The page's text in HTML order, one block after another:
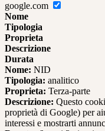
google.com
Nome
Tipologia
Proprieta
Descrizione
Durata
Nome: NID
Tipologia: analitico
Proprieta: Terza-parte
Descrizione: Questo
proprietà di Google) per
interessi e mostrarti